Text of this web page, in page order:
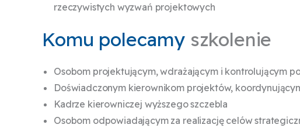
rzeczywistych wyzwań projektowych
Komu polecamyszkolenie
Osobom projektującym, wdrażającym i kontrolującym
Doświadczonym kierownikom projektów,
Kadrze kierowniczej wyższego szczebla
Osobom odpowiadającym za realizację celów